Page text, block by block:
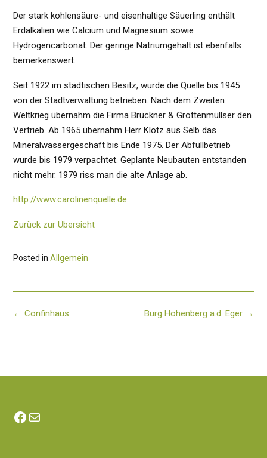
Der stark kohlensäure- und eisenhaltige Säuerling enthält
Erdalkalien wie Calcium und Magnesium sowie
Hydrogencarbonat. Der geringe Natriumgehalt ist ebenfalls
bemerkenswert.
Seit 1922 im städtischen Besitz, wurde die Quelle bis 1945
von der Stadtverwaltung betrieben. Nach dem Zweiten
Weltkrieg übernahm die Firma Brückner & Grottenmüllser den
Vertrieb. Ab 1965 übernahm Herr Klotz aus Selb das
Mineralwassergeschäft bis Ende 1975. Der Abfüllbetrieb
wurde bis 1979 verpachtet. Geplante Neubauten entstanden
nicht mehr. 1979 riss man die alte Anlage ab.
http://www.carolinenquelle.de
Zurück zur Übersicht
Posted in Allgemein
Post
Burg Hohenberg a.d. Eger →
← Confinhaus
Facebook
E-Mail